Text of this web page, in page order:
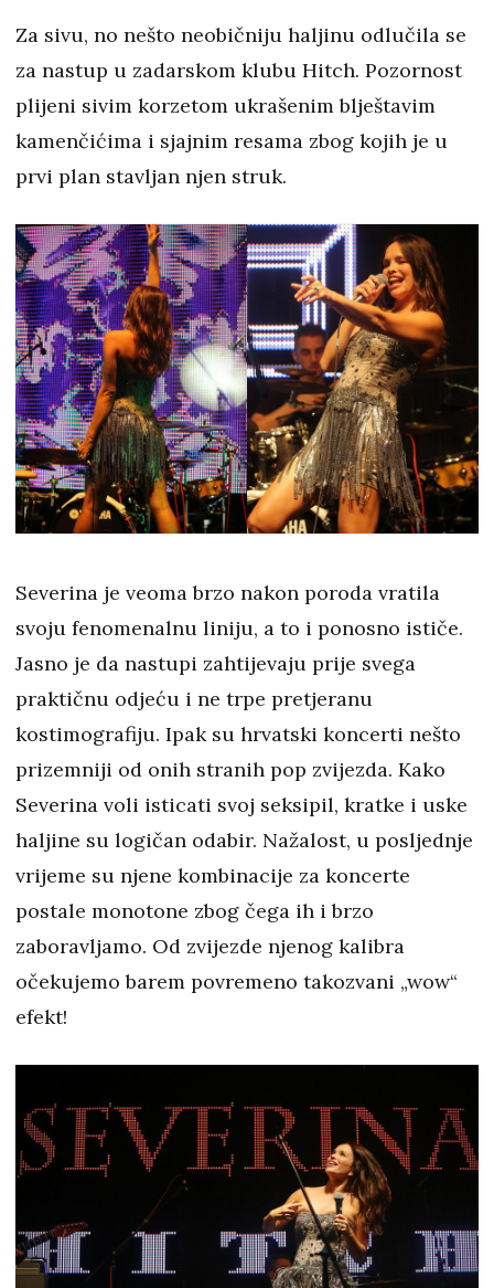
Za sivu, no nešto neobičniju haljinu odlučila se
za nastup u zadarskom klubu Hitch. Pozornost
plijeni sivim korzetom ukrašenim blještavim
kamenčićima i sjajnim resama zbog kojih je u
prvi plan stavljan njen struk.
Severina je veoma brzo nakon poroda vratila
svoju fenomenalnu liniju, a to i ponosno ističe.
Jasno je da nastupi zahtijevaju prije svega
praktičnu odjeću i ne trpe pretjeranu
kostimografiju. Ipak su hrvatski koncerti nešto
prizemniji od onih stranih pop zvijezda. Kako
Severina voli isticati svoj seksipil, kratke i uske
haljine su logičan odabir. Nažalost, u posljednje
vrijeme su njene kombinacije za koncerte
postale monotone zbog čega ih i brzo
zaboravljamo. Od zvijezde njenog kalibra
očekujemo barem povremeno takozvani „wow“
efekt!